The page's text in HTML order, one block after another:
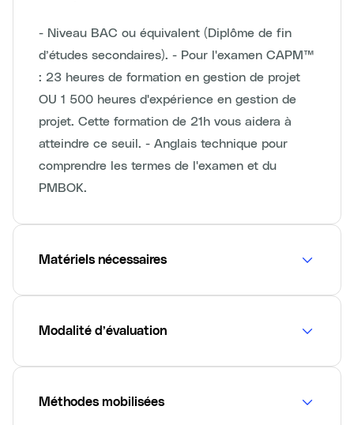
- Niveau BAC ou équivalent (Diplôme de fin
d’études secondaires). - Pour l'examen CAPM™
: 23 heures de formation en gestion de projet
OU 1 500 heures d'expérience en gestion de
projet. Cette formation de 21h vous aidera à
atteindre ce seuil. - Anglais technique pour
comprendre les termes de l'examen et du
PMBOK.
Matériels nécessaires
Modalité d’évaluation
Méthodes mobilisées